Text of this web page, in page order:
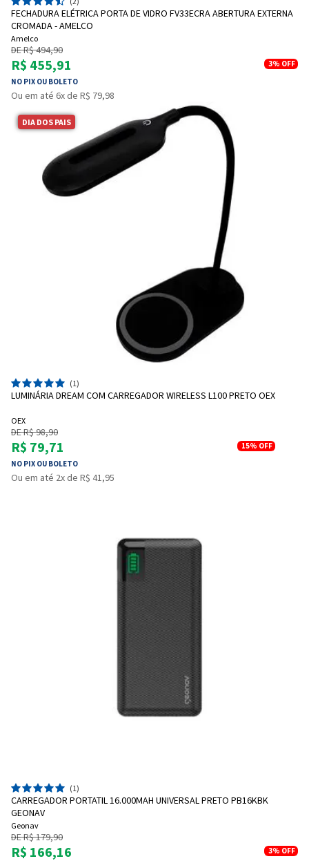
FECHADURA ELÉTRICA PORTA DE VIDRO FV33ECRA ABERTURA EXTERNA
CROMADA - AMELCO
Amelco
DE R$ 494,90
R$ 455,91
NO PIX OU BOLETO
3% OFF
Ou em até 6x de R$ 79,98
DIA DOS PAIS
(1)
LUMINÁRIA DREAM COM CARREGADOR WIRELESS L100 PRETO OEX
OEX
DE R$ 98,90
R$ 79,71
NO PIX OU BOLETO
15% OFF
Ou em até 2x de R$ 41,95
(1)
CARREGADOR PORTATIL 16.000MAH UNIVERSAL PRETO PB16KBK
GEONAV
Geonav
DE R$ 179,90
R$ 166,16 3% OFF